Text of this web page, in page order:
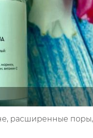
расширенные